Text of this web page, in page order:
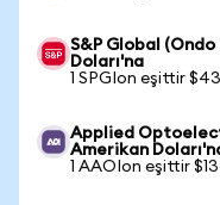
S&P Global
Doları'na
1 SPGIon eşittir
Applied
Amerikan
1 AAOIon eşittir